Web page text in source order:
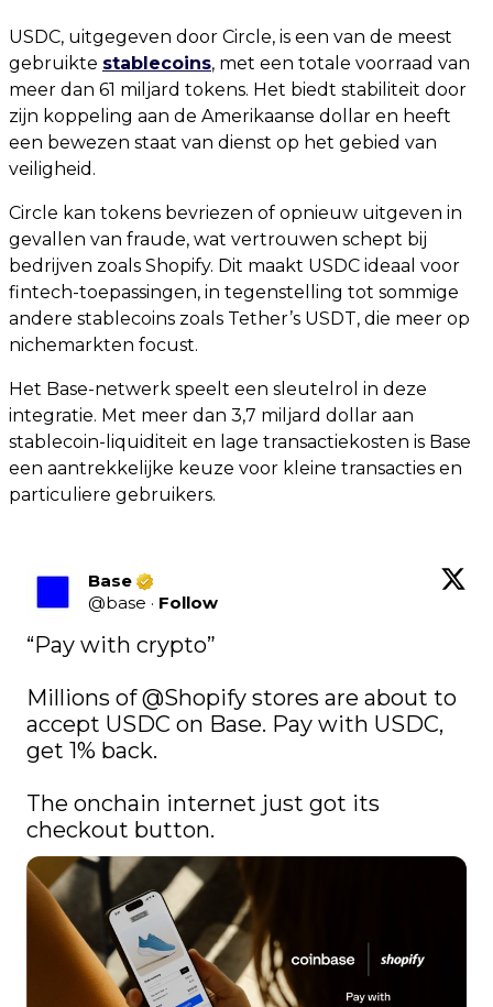
USDC, uitgegeven door Circle, is een van de meest
gebruikte stablecoins, met een totale voorraad van
meer dan 61 miljard tokens. Het biedt stabiliteit door
zijn koppeling aan de Amerikaanse dollar en heeft
een bewezen staat van dienst op het gebied van
veiligheid.
Circle kan tokens bevriezen of opnieuw uitgeven in
gevallen van fraude, wat vertrouwen schept bij
bedrijven zoals Shopify. Dit maakt USDC ideaal voor
fintech-toepassingen, in tegenstelling tot sommige
andere stablecoins zoals Tether’s USDT, die meer op
nichemarkten focust.
Het Base-netwerk speelt een sleutelrol in deze
integratie. Met meer dan 3,7 miljard dollar aan
stablecoin-liquiditeit en lage transactiekosten is Base
een aantrekkelijke keuze voor kleine transacties en
particuliere gebruikers.
Base
@base · Follow
“Pay with crypto”
Millions of @Shopify stores are about to
accept USDC on Base. Pay with USDC,
get 1% back.
The onchain internet just got its
checkout button.